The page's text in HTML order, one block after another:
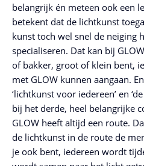
belangrijk én meteen ook een
betekent dat de lichtkunst
kunst toch wel snel de neiging
specialiseren. Dat kan bij
of bakker, groot of klein bent,
met GLOW kunnen aangaan.
‘lichtkunst voor iedereen’ en
bij het derde, heel belangrijke
GLOW heeft altijd een route.
de lichtkunst in de route de
je ook bent, iedereen wordt